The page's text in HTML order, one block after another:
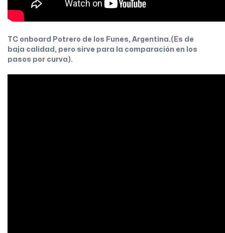
TC onboard Potrero de los Funes, Argentina.(Es de
baja calidad, pero sirve para la comparación en los
pasos por curva).